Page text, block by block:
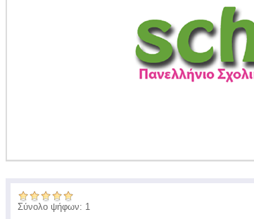
Σύνολο ψήφων: 1